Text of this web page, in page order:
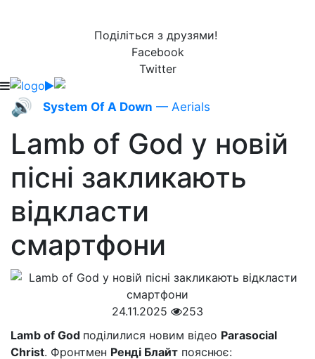
Поділіться з друзями!
Facebook
Twitter
🔊 System Of A Down — Aerials
Lamb of God у новій
пісні закликають
відкласти
смартфони
24.11.2025
253
Lamb of God поділилися новим відео Parasocial
Christ. Фронтмен Ренді Блайт пояснює: